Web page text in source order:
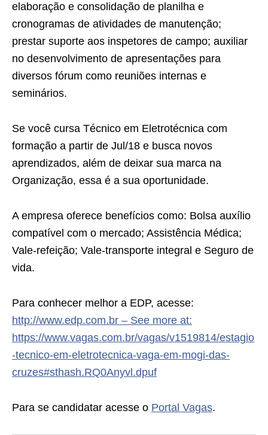
elaboração e consolidação de planilha e
cronogramas de atividades de manutenção;
prestar suporte aos inspetores de campo; auxiliar
no desenvolvimento de apresentações para
diversos fórum como reuniões internas e
seminários.
Se você cursa Técnico em Eletrotécnica com
formação a partir de Jul/18 e busca novos
aprendizados, além de deixar sua marca na
Organização, essa é a sua oportunidade.
A empresa oferece benefícios como: Bolsa auxílio
compatível com o mercado; Assistência Médica;
Vale-refeição; Vale-transporte integral e Seguro de
vida.
Para conhecer melhor a EDP, acesse:
http://www.edp.com.br – See more at:
https://www.vagas.com.br/vagas/v1519814/estagio
-tecnico-em-eletrotecnica-vaga-em-mogi-das-
cruzes#sthash.RQ0Anyvl.dpuf
Para se candidatar acesse o Portal Vagas.